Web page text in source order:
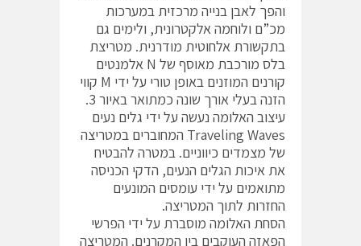
והפך לאבן בנייה מרכזית במערכות
מכ”ם ולוחמה אלקטרונית, ולימים גם
בתקשורת אלחוטית מודרנית. מטריצת
בלס מורכבת מאוסף של N אלמנטים
קורנים המוזנים באופן טורי על ידי M קווי
הזנה בעלי אורך שונה כמתואר באיור 3.
עיצוב האלומה נעשה על ידי גלים נעים
Traveling Waves המחוברים במטריצה
של מצמדים כיווניים. במטרה להבטיח
את איכות הגלים הנעים, הדקי הכניסה
מתואמים על ידי עומסים המונעים
החזרות לתוך המטריצה.
הסחת האלומה מוסברת על ידי הפרשי
הפאזה העוקבים בין המקרנים. המטריצה